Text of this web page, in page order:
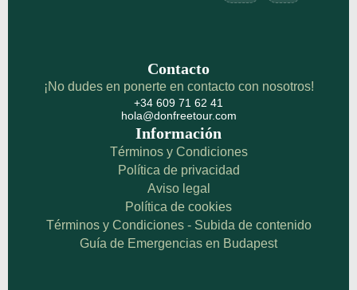
Contacto
¡No dudes en ponerte en contacto con nosotros!
+34 609 71 62 41
hola@donfreetour.com
Información
Términos y Condiciones
Política de privacidad
Aviso legal
Política de cookies
Términos y Condiciones - Subida de contenido
Guía de Emergencias en Budapest